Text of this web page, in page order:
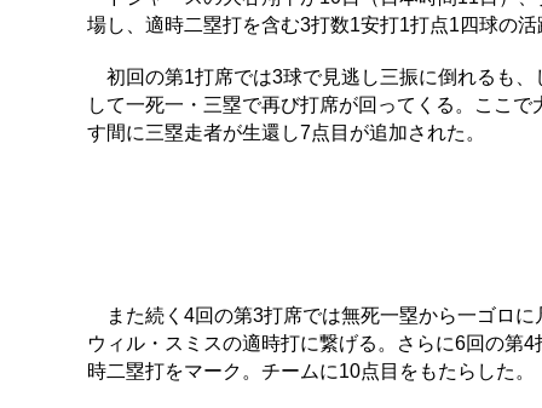
場し、適時二塁打を含む3打数1安打1打点1四球の
初回の第1打席では3球で見逃し三振に倒れるも
して一死一・三塁で再び打席が回ってくる。ここ
す間に三塁走者が生還し7点目が追加された。
また続く4回の第3打席では無死一塁から一ゴロ
ウィル・スミスの適時打に繋げる。さらに6回の第
時二塁打をマーク。チームに10点目をもたらした。